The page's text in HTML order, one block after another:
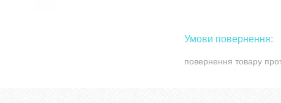
повернення товару